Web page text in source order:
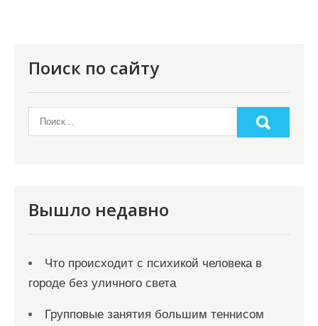
Поиск по сайту
Вышло недавно
Что происходит с психикой человека в
городе без уличного света
Групповые занятия большим теннисом